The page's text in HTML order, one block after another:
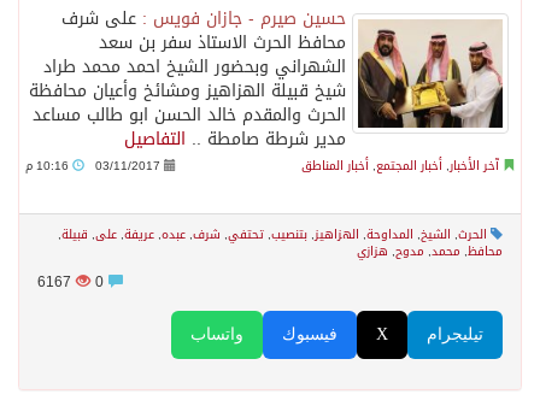
حسين صيرم - جازان فويس : على شرف
محافظ الحرث الاستاذ سفر بن سعد
الشهراني وبحضور الشيخ احمد محمد طراد
شيخ قبيلة الهزاهيز ومشائخ وأعيان محافظة
الحرث والمقدم خالد الحسن ابو طالب مساعد
مدير شرطة صامطة .. التفاصيل
آخر الأخبار, أخبار المجتمع, أخبار المناطق 03/11/2017
الحرث, الشيخ, المداوحة, الهزاهيز, بتنصيب, تحتفي, شرف, عبده, عريفة, على, قبيلة,
محافظ, محمد, مدوح, هزازي
6167
واتساب فيسبوك X تيليجرام